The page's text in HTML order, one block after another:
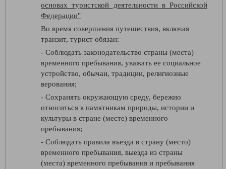
основах туристской деятельности в Российской
Федерации"
Во время совершения путешествия, включая
транзит, турист обязан:
- Соблюдать законодательство страны (места)
временного пребывания, уважать ее социальное
устройство, обычаи, традиции, религиозные
верования;
- Сохранять окружающую среду, бережно
относиться к памятникам природы, истории и
культуры в стране (месте) временного
пребывания;
- Соблюдать правила въезда в страну (место)
временного пребывания, выезда из страны
(места) временного пребывания и пребывания